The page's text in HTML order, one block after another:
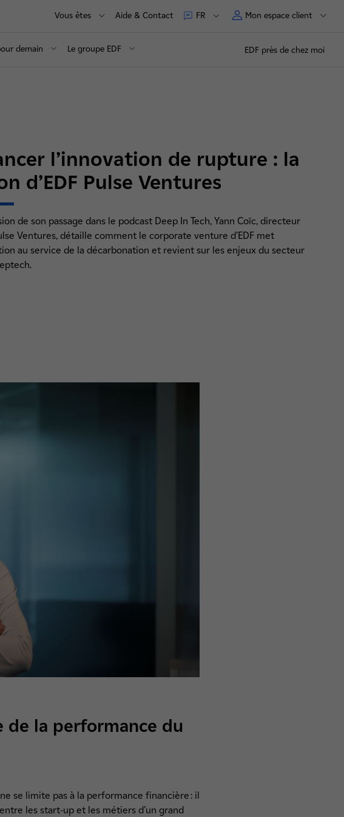
Vous êtes Aide & Contact FR Mon espace client
demain Le groupe EDF EDF près de chez moi
l’innovation de rupture : la
d’EDF Pulse Ventures
de son passage dans le podcast Deep In Tech, Yann Coïc, directeur
Ventures, détaille comment le corporate venture d’EDF met
au service de la décarbonation et revient sur les enjeux du secteur
de la performance du
se limite pas à la performance financière : il
les start-up et les métiers d’un grand